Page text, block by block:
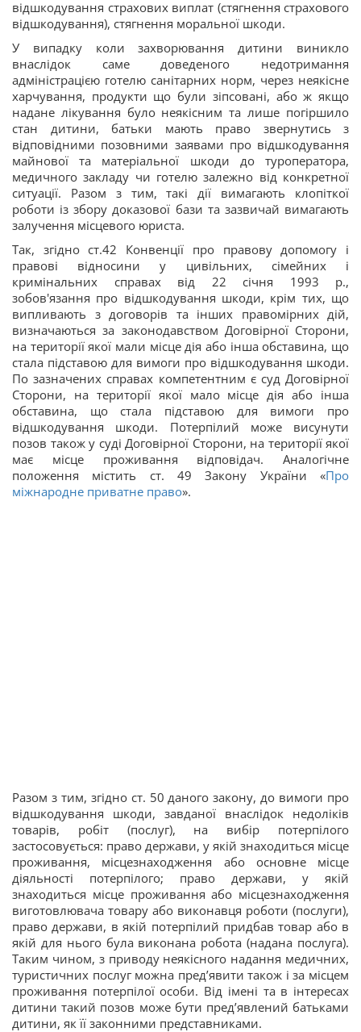
відшкодування страхових виплат (стягнення страхового
відшкодування), стягнення моральної шкоди.
У випадку коли захворювання дитини виникло
внаслідок саме доведеного недотримання
адміністрацією готелю санітарних норм, через неякісне
харчування, продукти що були зіпсовані, або ж якщо
надане лікування було неякісним та лише погіршило
стан дитини, батьки мають право звернутись з
відповідними позовними заявами про відшкодування
майнової та матеріальної шкоди до туроператора,
медичного закладу чи готелю залежно від конкретної
ситуації. Разом з тим, такі дії вимагають клопіткої
роботи із збору доказової бази та зазвичай вимагають
залучення місцевого юриста.
Так, згідно ст.42 Конвенції про правову допомогу і
правові відносини у цивільних, сімейних і
кримінальних справах від 22 січня 1993 р.,
зобов'язання про відшкодування шкоди, крім тих, що
випливають з договорів та інших правомірних дій,
визначаються за законодавством Договірної Сторони,
на території якої мали місце дія або інша обставина, що
стала підставою для вимоги про відшкодування шкоди.
По зазначених справах компетентним є суд Договірної
Сторони, на території якої мало місце дія або інша
обставина, що стала підставою для вимоги про
відшкодування шкоди. Потерпілий може висунути
позов також у суді Договірної Сторони, на території якої
має місце проживання відповідач. Аналогічне
положення містить ст. 49 Закону України «Про
міжнародне приватне право».
Разом з тим, згідно ст. 50 даного закону, до вимоги про
відшкодування шкоди, завданої внаслідок недоліків
товарів, робіт (послуг), на вибір потерпілого
застосовується: право держави, у якій знаходиться місце
проживання, місцезнаходження або основне місце
діяльності потерпілого; право держави, у якій
знаходиться місце проживання або місцезнаходження
виготовлювача товару або виконавця роботи (послуги),
право держави, в якій потерпілий придбав товар або в
якій для нього була виконана робота (надана послуга).
Таким чином, з приводу неякісного надання медичних,
туристичних послуг можна пред’явити також і за місцем
проживання потерпілої особи. Від імені та в інтересах
дитини такий позов може бути пред’явлений батьками
дитини, як її законними представниками.